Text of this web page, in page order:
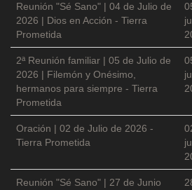
Reunión "Sé Sano" | 04 de Julio de
2026 | Dios en Acción - Tierra
Prometida
2ª Reunión familiar | 05 de Julio de
2026 | Filemón y Onésimo,
hermanos para siempre - Tierra
Prometida
Oración | 02 de Julio de 2026 -
Tierra Prometida
Reunión "Sé Sano" | 27 de Junio